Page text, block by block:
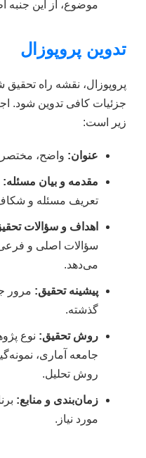
موضوع، از این جنبه
تدوین پروپوزال
پروپوزال، نقشه راه
جزئیات کافی تدوین شود.
زیر است:
عنوان: واضح،
مقدمه و بیان مسئله:
تعریف مسئله و
اهداف و سؤالات
سؤالات اصلی و
می‌دهد.
پیشینه تحقیق: مرور
گذشته.
روش تحقیق: نوع
جامعه آماری،
روش تحلیل.
زمان‌بندی و منابع:
مورد نیاز.